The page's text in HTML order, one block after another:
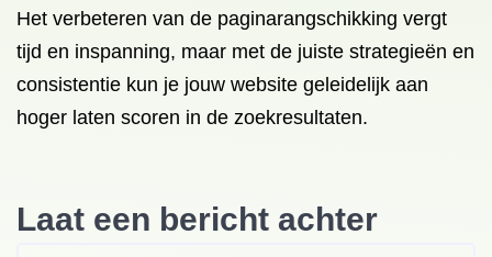
Het verbeteren van de paginarangschikking vergt
tijd en inspanning, maar met de juiste strategieën en
consistentie kun je jouw website geleidelijk aan
hoger laten scoren in de zoekresultaten.
Laat een bericht achter